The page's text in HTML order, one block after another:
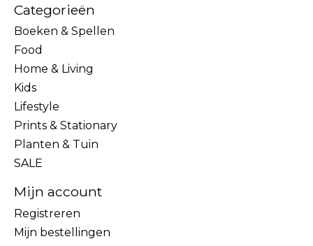
Categorieën
Boeken & Spellen
Food
Home & Living
Kids
Lifestyle
Prints & Stationary
Planten & Tuin
SALE
Mijn account
Registreren
Mijn bestellingen